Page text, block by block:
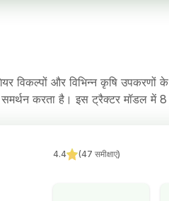
और विभिन्न कृषि उपकरणों
करता है। इस ट्रैक्टर मॉडल
इस ट्रैक्टर में Oil Immersed
4.4 (47 समीक्षाएं)